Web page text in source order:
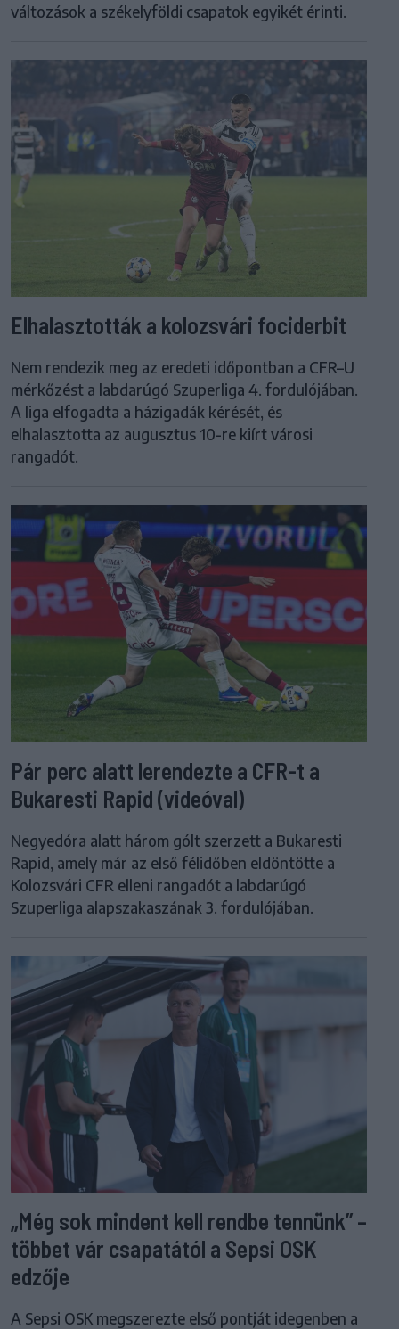
változások a székelyföldi csapatok egyikét érinti.
Elhalasztották a kolozsvári fociderbit
Nem rendezik meg az eredeti időpontban a CFR–U
mérkőzést a labdarúgó Szuperliga 4. fordulójában.
A liga elfogadta a házigadák kérését, és
elhalasztotta az augusztus 10-re kiírt városi
rangadót.
Pár perc alatt lerendezte a CFR-t a
Bukaresti Rapid (videóval)
Negyedóra alatt három gólt szerzett a Bukaresti
Rapid, amely már az első félidőben eldöntötte a
Kolozsvári CFR elleni rangadót a labdarúgó
Szuperliga alapszakaszának 3. fordulójában.
„Még sok mindent kell rendbe tennünk” –
többet vár csapatától a Sepsi OSK
edzője
A Sepsi OSK megszerezte első pontját idegenben a